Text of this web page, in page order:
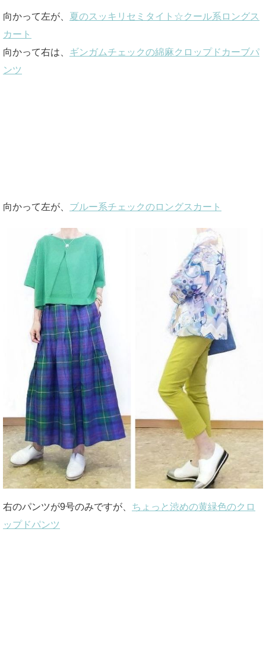
向かって左が、 夏のスッキリセミタイト☆クール系ロングス
カート
向かって右は、 ギンガムチェックの綿麻クロップドカーブパ
ンツ
向かって左が、 ブルー系チェックのロングスカート
右のパンツが9号のみですが、 ちょっと渋めの黄緑色のクロ
ップドパンツ